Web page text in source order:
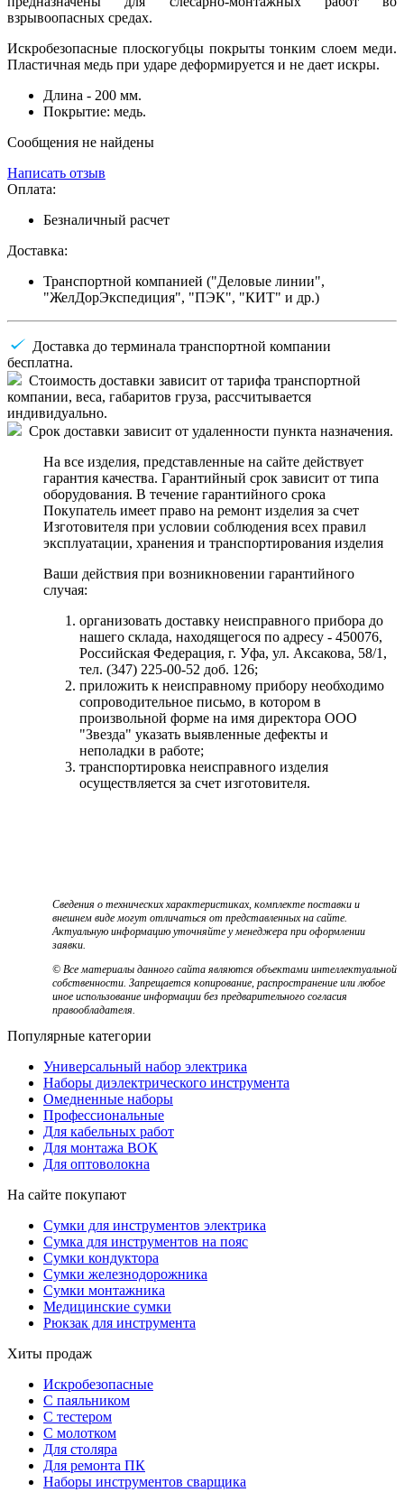
взрывоопасных средах.
Искробезопасные плоскогубцы покрыты тонким слоем меди.
Пластичная медь при ударе деформируется и не дает искры.
Длина - 200 мм.
Покрытие: медь.
Сообщения не найдены
Написать отзыв
Оплата:
Безналичный расчет
Доставка:
Транспортной компанией ("Деловые линии",
"ЖелДорЭкспедиция", "ПЭК", "КИТ" и др.)
Доставка до терминала транспортной компании
бесплатна.
Стоимость доставки зависит от тарифа транспортной
компании, веса, габаритов груза, рассчитывается
индивидуально.
Срок доставки зависит от удаленности пункта назначения.
На все изделия, представленные на сайте действует
гарантия качества. Гарантийный срок зависит от типа
оборудования. В течение гарантийного срока
Покупатель имеет право на ремонт изделия за счет
Изготовителя при условии соблюдения всех правил
эксплуатации, хранения и транспортирования изделия
Ваши действия при возникновении гарантийного
случая:
организовать доставку неисправного прибора до
нашего склада, находящегося по адресу - 450076,
Российская Федерация, г. Уфа, ул. Аксакова, 58/1,
тел. (347) 225-00-52 доб. 126;
приложить к неисправному прибору необходимо
сопроводительное письмо, в котором в
произвольной форме на имя директора ООО
"Звезда" указать выявленные дефекты и
неполадки в работе;
транспортировка неисправного изделия
осуществляется за счет изготовителя.
Сведения о технических характеристиках, комплекте поставки и
внешнем виде могут отличаться от представленных на сайте.
Актуальную информацию уточняйте у менеджера при оформлении
заявки.
© Все материалы данного сайта являются объектами интеллектуальной
собственности. Запрещается копирование, распространение или любое
иное использование информации без предварительного согласия
правообладателя.
Популярные категории
Универсальный набор электрика
Наборы диэлектрического инструмента
Омедненные наборы
Профессиональные
Для кабельных работ
Для монтажа ВОК
Для оптоволокна
На сайте покупают
Сумки для инструментов электрика
Сумка для инструментов на пояс
Сумки кондуктора
Сумки железнодорожника
Сумки монтажника
Медицинские сумки
Рюкзак для инструмента
Хиты продаж
Искробезопасные
С паяльником
С тестером
С молотком
Для столяра
Для ремонта ПК
Наборы инструментов сварщика